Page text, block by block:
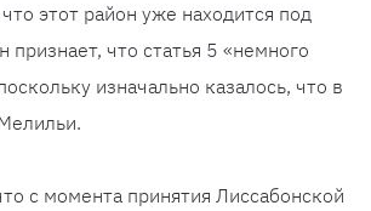
этот район уже находится под
что статья 5 «немного
изначально казалось, что в
с момента принятия Лиссабонской